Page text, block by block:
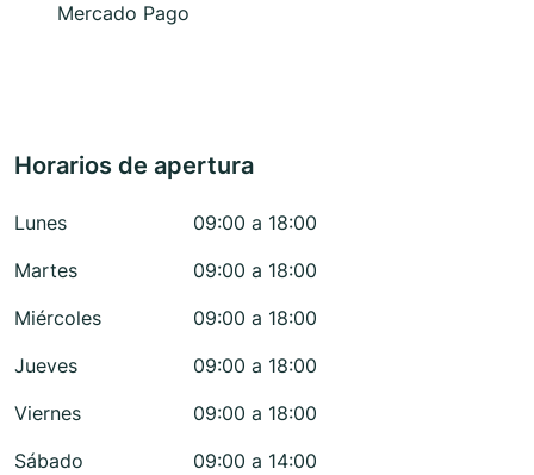
Mercado Pago
Horarios de apertura
Lunes
09:00 a 18:00
Martes
09:00 a 18:00
Miércoles
09:00 a 18:00
Jueves
09:00 a 18:00
Viernes
09:00 a 18:00
Sábado
09:00 a 14:00